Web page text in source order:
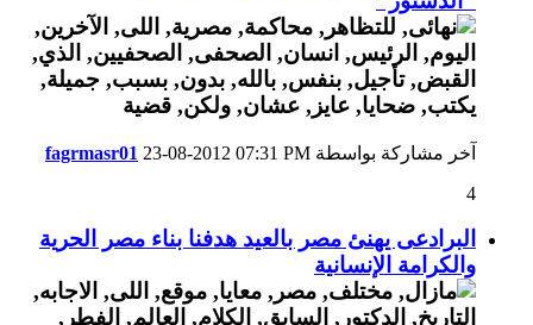
آخر مشاركة بواسطة fagrmasr01 23-08-2012 07:31 PM
4
البرادعى يهنئ مصر بالعيد هدفنا بناء مصر الحرية
والكرامة الإنسانية